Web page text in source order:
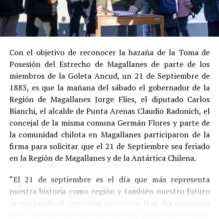
registrar antecedentes penales previos.
Estas circunstancias jurídicas, sumadas al
procedimiento abreviado, redujeron la posibilidad de un
cumplimiento efectivo en recinto penitenciario.
Indemnización a la víctima y nueva investigación
por ocultamiento de bienes
En el ámbito civil, elJuzgado de Letras de Castrodictó
enseptiembre de 2023una sentencia que obliga a
Pedro Montecinos apagar una indemnización total de
$120 millonespor concepto de daño moral:
$80 millonesa favor de la víctima.
$40 millonesa favor de su madre.
Sin embargo, la Fiscalía abrió una nueva línea
Con el objetivo de reconocer la hazaña de la Toma de
Posesión del Estrecho de Magallanes de parte de los
miembros de la Goleta Ancud, un 21 de Septiembre de
1883, es que la mañana del sábado el gobernador de la
Región de Magallanes Jorge Flies, el diputado Carlos
Bianchi, el alcalde de Punta Arenas Claudio Radonich, el
concejal de la misma comuna Germán Flores y parte de
la comunidad chilota en Magallanes participaron de la
firma para solicitar que el 21 de Septiembre sea feriado
en la Región de Magallanes y de la Antártica Chilena.
“El 21 de septiembre es el día que más representa
nuestra historia como región y también nuestro futuro
proyectando el territorio Antártico. Hoy día queremos